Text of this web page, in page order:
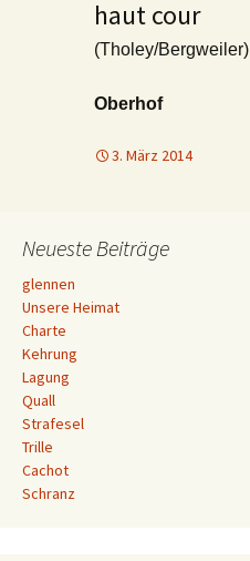
haut cour
(Tholey/Bergweiler)
Oberhof
3. März 2014
Neueste Beiträge
glennen
Unsere Heimat
Charte
Kehrung
Lagung
Quall
Strafesel
Trille
Cachot
Schranz